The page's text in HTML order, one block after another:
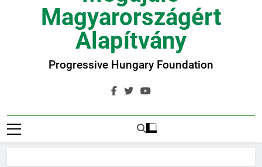
Magyarországért
Alapítvány
Progressive Hungary Foundation